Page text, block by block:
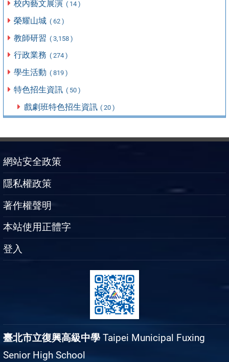
校內藝文展演 ( 14 )
榮耀山城 ( 62 )
教師研習 ( 3,158 )
行政業務 ( 274 )
學生活動 ( 819 )
特色招生資訊 ( 50 )
戲劇班特色招生資訊 ( 20 )
網站安全政策
隱私權政策
著作權聲明
本站使用正體字
登入
臺北市立復興高級中學 Taipei Municipal Fuxing
Senior High School